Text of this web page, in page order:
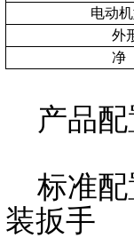
电动
外
产品配
标准配
装扳手